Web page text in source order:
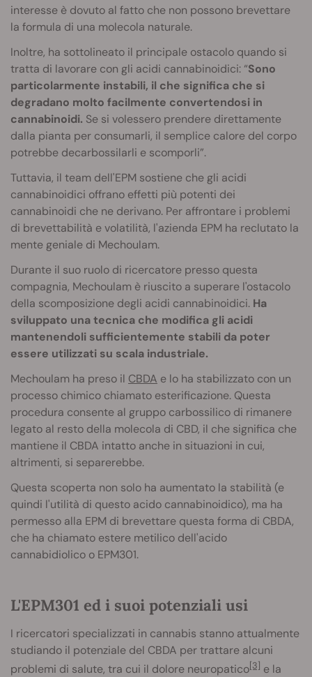
interesse è dovuto al fatto che non possono brevettare
la formula di una molecola naturale.
Inoltre, ha sottolineato il principale ostacolo quando si
tratta di lavorare con gli acidi cannabinoidici: “Sono
particolarmente instabili, il che significa che si
degradano molto facilmente convertendosi in
cannabinoidi. Se si volessero prendere direttamente
dalla pianta per consumarli, il semplice calore del corpo
potrebbe decarbossilarli e scomporli”.
Tuttavia, il team dell'EPM sostiene che gli acidi
cannabinoidici offrano effetti più potenti dei
cannabinoidi che ne derivano. Per affrontare i problemi
di brevettabilità e volatilità, l'azienda EPM ha reclutato la
mente geniale di Mechoulam.
Durante il suo ruolo di ricercatore presso questa
compagnia, Mechoulam è riuscito a superare l'ostacolo
della scomposizione degli acidi cannabinoidici. Ha
sviluppato una tecnica che modifica gli acidi
mantenendoli sufficientemente stabili da poter
essere utilizzati su scala industriale.
Mechoulam ha preso il CBDA e lo ha stabilizzato con un
processo chimico chiamato esterificazione. Questa
procedura consente al gruppo carbossilico di rimanere
legato al resto della molecola di CBD, il che significa che
mantiene il CBDA intatto anche in situazioni in cui,
altrimenti, si separerebbe.
Questa scoperta non solo ha aumentato la stabilità (e
quindi l'utilità di questo acido cannabinoidico), ma ha
permesso alla EPM di brevettare questa forma di CBDA,
che ha chiamato estere metilico dell'acido
cannabidiolico o EPM301.
L'EPM301 ed i suoi potenziali usi
I ricercatori specializzati in cannabis stanno attualmente
studiando il potenziale del CBDA per trattare alcuni
problemi di salute, tra cui il dolore neuropatico[3] e la